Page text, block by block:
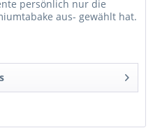
persönlich nur die
aus- gewählt hat.